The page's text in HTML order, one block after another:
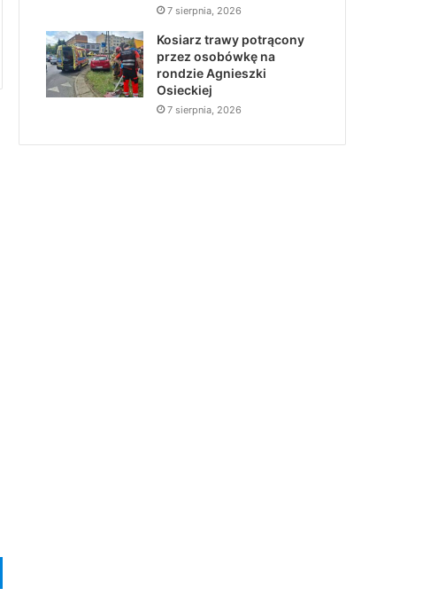
7 sierpnia, 2026
Kosiarz trawy potrącony
przez osobówkę na
rondzie Agnieszki
Osieckiej
7 sierpnia, 2026